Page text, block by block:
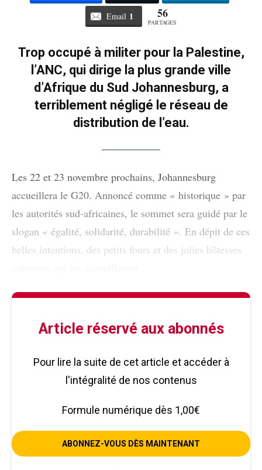
Email 1 56
PARTAGES
Trop occupé à militer pour la Palestine,
l’ANC, qui dirige la plus grande ville
d’Afrique du Sud Johannesburg, a
terriblement négligé le réseau de
distribution de l’eau.
Les 22 et 23 novembre prochains, Johannesburg
accueillera le G20. Annoncé comme « historique » par
les autorités sud-africaines, le sommet sera guidé par le
slogan « égalité, solidarité, durabilité ». En dépit de ces
belles intentions, des petits fours et des jolies hôtesses
Article réservé aux abonnés
Pour lire la suite de cet article et accéder à
l'intégralité de nos contenus
Formule numérique dès 1,00€
ABONNEZ-VOUS DÈS MAINTENANT